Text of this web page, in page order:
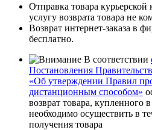
Отправка товара курьерской
услугу возврата товара не
Возврат интернет-заказа в
бесплатно.
В соответствии
Постановления
«Об утверждении Правил
дистанционным способом»
возврат товара, купленного
необходимо осуществить в
получения товара